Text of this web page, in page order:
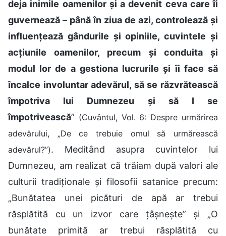
deja inimile oamenilor și a devenit ceva care îi
guvernează – până în ziua de azi, controlează și
influențează gândurile și opiniile, cuvintele și
acțiunile oamenilor, precum și conduita și
modul lor de a gestiona lucrurile și îi face să
încalce involuntar adevărul, să se răzvrătească
împotriva lui Dumnezeu și să I se
împotrivească” (Cuvântul, Vol. 6: Despre urmărirea
adevărului, „De ce trebuie omul să urmărească
adevărul?”). Meditând asupra cuvintelor lui
Dumnezeu, am realizat că trăiam după valori ale
culturii tradiționale și filosofii satanice precum:
„Bunătatea unei picături de apă ar trebui
răsplătită cu un izvor care țâșnește” și „O
bunătate primită ar trebui răsplătită cu